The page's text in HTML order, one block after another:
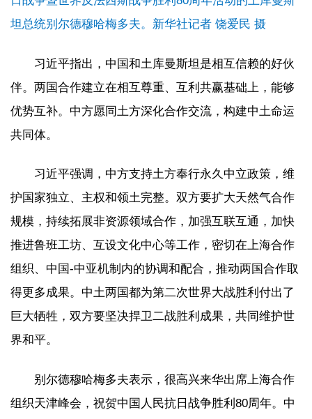
坦总统别尔德穆哈梅多夫。新华社记者 饶爱民 摄
习近平指出，中国和土库曼斯坦是相互信赖的好伙
伴。两国合作建立在相互尊重、互利共赢基础上，能够
优势互补。中方愿同土方深化合作交流，构建中土命运
共同体。
习近平强调，中方支持土方奉行永久中立政策，维
护国家独立、主权和领土完整。双方要扩大天然气合作
规模，持续拓展非资源领域合作，加强互联互通，加快
推进鲁班工坊、互设文化中心等工作，密切在上海合作
组织、中国-中亚机制内的协调和配合，推动两国合作取
得更多成果。中土两国都为第二次世界大战胜利付出了
巨大牺牲，双方要坚决捍卫二战胜利成果，共同维护世
界和平。
别尔德穆哈梅多夫表示，很高兴来华出席上海合作
组织天津峰会，祝贺中国人民抗日战争胜利80周年。中